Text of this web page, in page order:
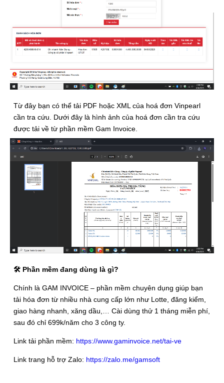
Từ đây bạn có thể tải PDF hoặc XML của hoá đơn Vinpearl
cần tra cứu. Dưới đây là hình ảnh của hoá đơn cần tra cứu
được tải về từ phần mềm Gam Invoice.
🛠 Phần mềm đang dùng là gì?
Chính là GAM INVOICE – phần mềm chuyên dụng giúp bạn
tải hóa đơn từ nhiều nhà cung cấp lớn như Lotte, đăng kiểm,
giao hàng nhanh, xăng dầu,… Cài dùng thử 1 tháng miễn phí,
sau đó chỉ 699k/năm cho 3 công ty.
Link tải phần mềm: https://www.gaminvoice.net/tai-ve
Link trang hỗ trợ Zalo: https://zalo.me/gamsoft